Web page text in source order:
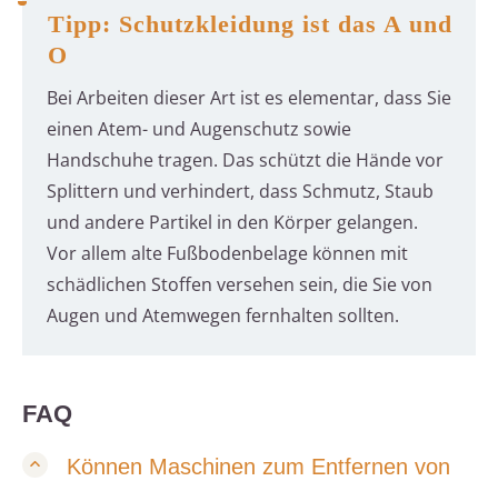
Tipp: Schutzkleidung ist das A und
O
Bei Arbeiten dieser Art ist es elementar, dass Sie
einen Atem- und Augenschutz sowie
Handschuhe tragen. Das schützt die Hände vor
Splittern und verhindert, dass Schmutz, Staub
und andere Partikel in den Körper gelangen.
Vor allem alte Fußbodenbelage können mit
schädlichen Stoffen versehen sein, die Sie von
Augen und Atemwegen fernhalten sollten.
FAQ
Können Maschinen zum Entfernen von